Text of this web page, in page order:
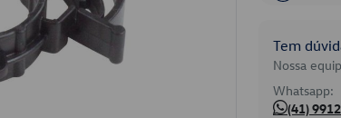
Tem
Nossa
Whatsapp:
(41)